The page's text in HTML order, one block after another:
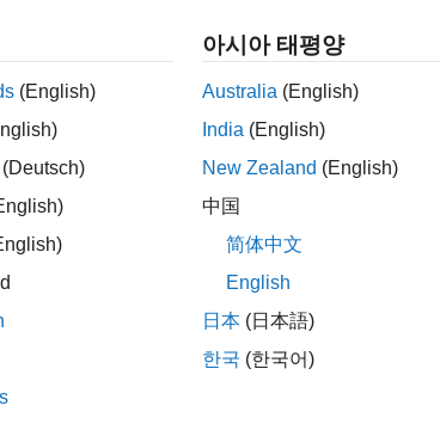
(English)
(Deutsch)
아시아 태평양
Australia (English)
India (English)
New Zealand (English)
中国
简体中文
English
日本 (日本語)
한국 (한국어)